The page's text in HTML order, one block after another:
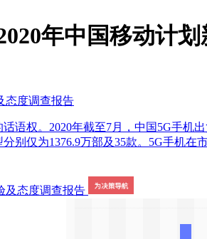
年中国移动计
态度调查报告
语权。2020年截至7月，中国5G手机
别仅为1376.9万部及35款。5G手机